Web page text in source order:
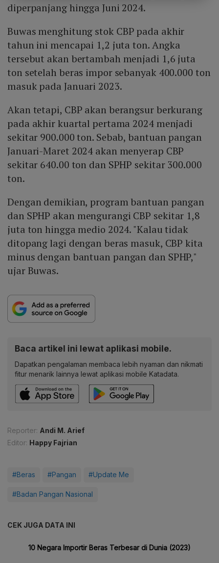
diperpanjang hingga Juni 2024.
Buwas menghitung stok CBP pada akhir
tahun ini mencapai 1,2 juta ton. Angka
tersebut akan bertambah menjadi 1,6 juta
ton setelah beras impor sebanyak 400.000 ton
masuk pada Januari 2023.
Akan tetapi, CBP akan berangsur berkurang
pada akhir kuartal pertama 2024 menjadi
sekitar 900.000 ton. Sebab, bantuan pangan
Januari-Maret 2024 akan menyerap CBP
sekitar 640.00 ton dan SPHP sekitar 300.000
ton.
Dengan demikian, program bantuan pangan
dan SPHP akan mengurangi CBP sekitar 1,8
juta ton hingga medio 2024. "Kalau tidak
ditopang lagi dengan beras masuk, CBP kita
minus dengan bantuan pangan dan SPHP,"
ujar Buwas.
Baca artikel ini lewat aplikasi mobile.
Dapatkan pengalaman membaca lebih nyaman dan nikmati
fitur menarik lainnya lewat aplikasi mobile Katadata.
Reporter: Andi M. Arief
Editor: Happy Fajrian
#Beras #Pangan #Update Me
#Badan Pangan Nasional
CEK JUGA DATA INI